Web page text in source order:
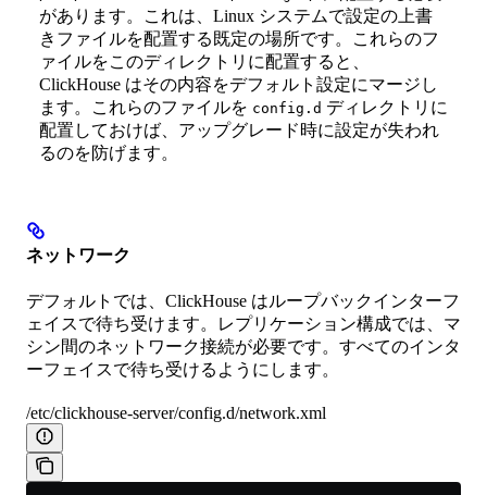
があります。これは、Linux システムで設定の上書
きファイルを配置する既定の場所です。これらのフ
ァイルをこのディレクトリに配置すると、
ClickHouse はその内容をデフォルト設定にマージし
ます。これらのファイルを config.d ディレクトリに
配置しておけば、アップグレード時に設定が失われ
るのを防げます。
ネットワーク
デフォルトでは、ClickHouse はループバックインターフ
ェイスで待ち受けます。レプリケーション構成では、マ
シン間のネットワーク接続が必要です。すべてのインタ
ーフェイスで待ち受けるようにします。
/etc/clickhouse-server/config.d/network.xml